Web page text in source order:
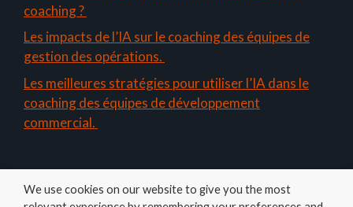
coaching ?
Les impacts de l’IA sur le coaching des équipes de
gestion des opérations.
Les meilleures stratégies pour utiliser l’IA dans le
coaching des équipes de développement
commercial.
We use cookies on our website to give you the most